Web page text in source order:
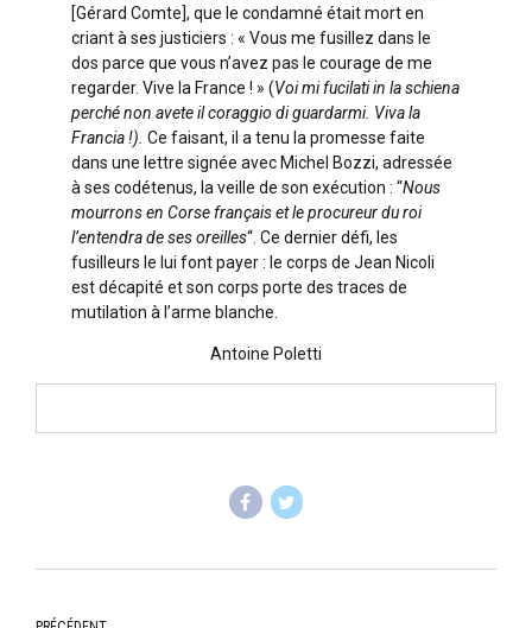
[Gérard Comte], que le condamné était mort en
criant à ses justiciers : « Vous me fusillez dans le
dos parce que vous n’avez pas le courage de me
regarder. Vive la France ! » (Voi mi fucilati in la schiena
perché non avete il coraggio di guardarmi. Viva la
Francia !). Ce faisant, il a tenu la promesse faite
dans une lettre signée avec Michel Bozzi, adressée
à ses codétenus, la veille de son exécution : “Nous
mourrons en Corse français et le procureur du roi
l’entendra de ses oreilles“. Ce dernier défi, les
fusilleurs le lui font payer : le corps de Jean Nicoli
est décapité et son corps porte des traces de
mutilation à l’arme blanche.
Antoine Poletti